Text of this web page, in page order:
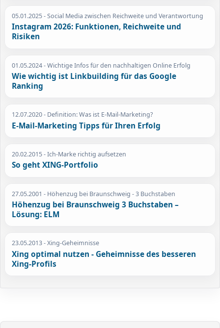
05.01.2025- Social Media zwischen Reichweite und Verantwortung
Instagram 2026: Funktionen, Reichweite und
Risiken
01.05.2024- Wichtige Infos für den nachhaltigen Online Erfolg
Wie wichtig ist Linkbuilding für das Google
Ranking
12.07.2020- Definition: Was ist E-Mail-Marketing?
E-Mail-Marketing Tipps für Ihren Erfolg
20.02.2015- Ich-Marke richtig aufsetzen
So geht XING-Portfolio
27.05.2001 - Höhenzug bei Braunschweig - 3 Buchstaben
Höhenzug bei Braunschweig 3 Buchstaben –
Lösung: ELM
23.05.2013- Xing-Geheimnisse
Xing optimal nutzen - Geheimnisse des besseren
Xing-Profils